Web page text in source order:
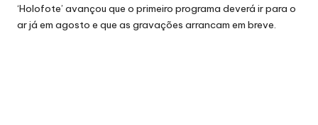
‘Holofote’ avançou que o primeiro programa deverá ir para o
ar já em agosto e que as gravações arrancam em breve.